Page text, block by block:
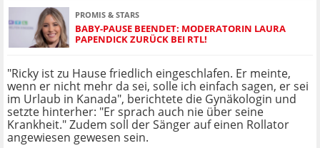
PROMIS & STARS
BABY-PAUSE BEENDET: MODERATORIN LAURA
PAPENDICK ZURÜCK BEI RTL!
"Ricky ist zu Hause friedlich eingeschlafen. Er meinte,
wenn er nicht mehr da sei, solle ich einfach sagen, er sei
im Urlaub in Kanada", berichtete die Gynäkologin und
setzte hinterher: "Er sprach auch nie über seine
Krankheit." Zudem soll der Sänger auf einen Rollator
angewiesen gewesen sein.